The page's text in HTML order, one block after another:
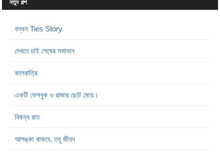
নতুন গল্প
বন্ধন Ties Story
দেখতে চাই শেষের সমাধান
কালরাত্রি
একটি ফেসবুক ও রাজার ছোট মেয়ে।
বিষন্ন রাত
আশঙ্কা থাকবে, তবু জীবন